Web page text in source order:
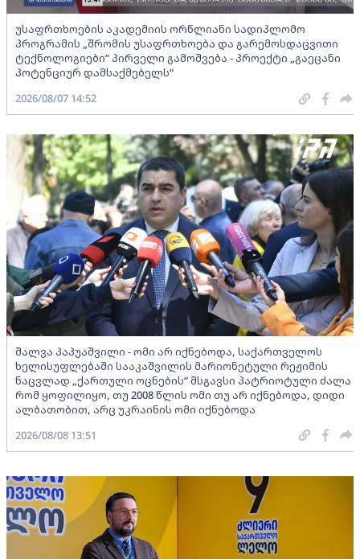
უსაფრთხოების აკადემიის ორწლიანი სადიპლომო
პროგრამის „შრომის უსაფრთხოება და გარემოსდაცვითი
ტექნოლოგიები“ პირველი გამოშვება - პროექტი „გაეცანი
პოტენციურ დამსაქმებელს“
2026/08/07 14:52
შალვა პაპუაშვილი - ომი არ იქნებოდა, საქართველოს
ხელისუფლებაში სააკაშვილის მარიონეტული რეჟიმის
ნაცვლად „ქართული ოცნების“ მსგავსი პატრიოტული ძალა
რომ ყოფილიყო, თუ 2008 წლის ომი თუ არ იქნებოდა, დიდი
ალბათობით, არც უკრაინის ომი იქნებოდა
2026/08/08 13:51